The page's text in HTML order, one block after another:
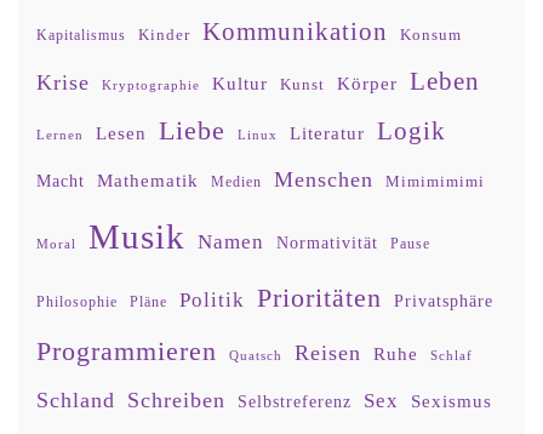
Kapitalismus Kinder Kommunikation Konsum
Krise Kryptographie Kultur Kunst Körper Leben
Lernen Lesen Liebe Linux Literatur Logik
Macht Mathematik Medien Menschen Mimimimimi
Moral Musik Namen Normativität Pause
Philosophie Pläne Politik Prioritäten Privatsphäre
Programmieren Quatsch Reisen Ruhe Schlaf
Schland Schreiben Selbstreferenz Sex Sexismus